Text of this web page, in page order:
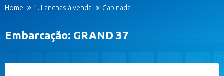
Home 1. Lanchas à venda Cabinada
Embarcação: GRAND 37